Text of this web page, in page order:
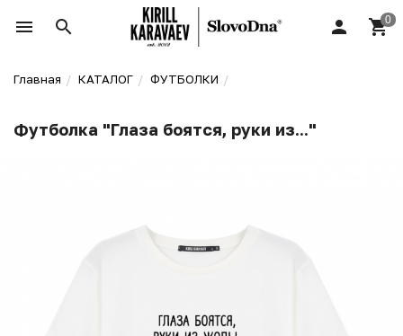
Главная КАТАЛОГ ФУТБОЛКИ
Футболка "Глаза боятся, руки из..."